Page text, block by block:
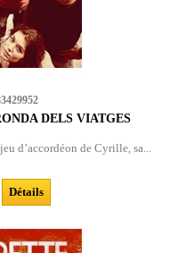
DELS VIATGES
d’accordéon de Cyrille, sa...
Détails